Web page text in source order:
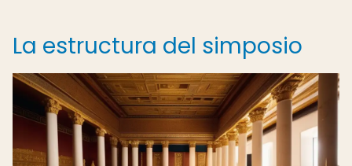
La estructura del simposio